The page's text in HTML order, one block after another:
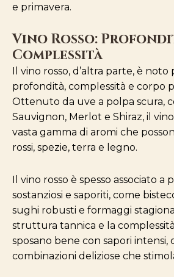
e primavera.
Vino Rosso:
Complessità
Il vino rosso, d’altra parte, è noto
profondità, complessità e corpo
Ottenuto da uve a polpa scura,
Sauvignon, Merlot e Shiraz, il
vasta gamma di aromi che
rossi, spezie, terra e legno.
Il vino rosso è spesso associato a
sostanziosi e saporiti, come
sughi robusti e formaggi
struttura tannica e la
sposano bene con sapori intensi,
combinazioni deliziose che